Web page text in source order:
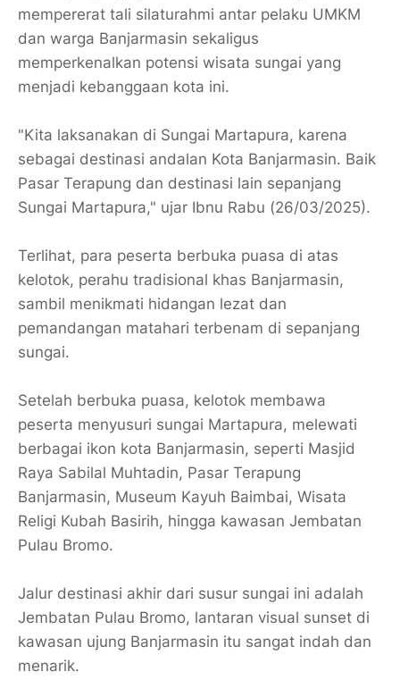
mempererat tali silaturahmi antar pelaku UMKM
dan warga Banjarmasin sekaligus
memperkenalkan potensi wisata sungai yang
menjadi kebanggaan kota ini.
"Kita laksanakan di Sungai Martapura, karena
sebagai destinasi andalan Kota Banjarmasin. Baik
Pasar Terapung dan destinasi lain sepanjang
Sungai Martapura," ujar Ibnu Rabu (26/03/2025).
Terlihat, para peserta berbuka puasa di atas
kelotok, perahu tradisional khas Banjarmasin,
sambil menikmati hidangan lezat dan
pemandangan matahari terbenam di sepanjang
sungai.
Setelah berbuka puasa, kelotok membawa
peserta menyusuri sungai Martapura, melewati
berbagai ikon kota Banjarmasin, seperti Masjid
Raya Sabilal Muhtadin, Pasar Terapung
Banjarmasin, Museum Kayuh Baimbai, Wisata
Religi Kubah Basirih, hingga kawasan Jembatan
Pulau Bromo.
Jalur destinasi akhir dari susur sungai ini adalah
Jembatan Pulau Bromo, lantaran visual sunset di
kawasan ujung Banjarmasin itu sangat indah dan
menarik.